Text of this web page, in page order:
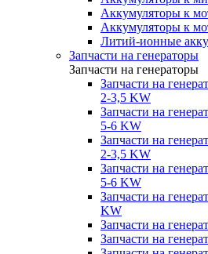
Аккумуляторы к
Аккумуляторы к
Литий-ионные
Запчасти на генераторы
Запчасти на генераторы
Запчасти на
2-3,5 KW
Запчасти на
5-6 KW
Запчасти на
2-3,5 KW
Запчасти на
5-6 KW
Запчасти на
KW
Запчасти на
Запчасти на